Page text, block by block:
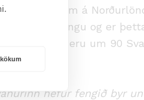
byggingum á
eða í byggingu og er
að í dag eru um 90
hefur fengið byr